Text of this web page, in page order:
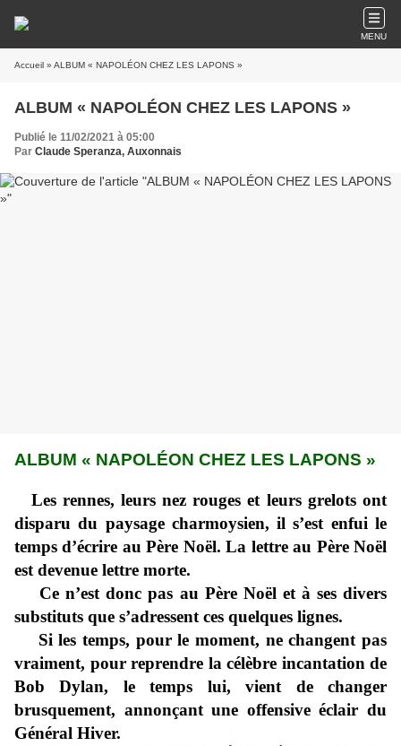
MENU
Accueil » ALBUM « NAPOLÉON CHEZ LES LAPONS »
ALBUM « NAPOLÉON CHEZ LES LAPONS »
Publié le 11/02/2021 à 05:00
Par Claude Speranza, Auxonnais
ALBUM « NAPOLÉON CHEZ LES LAPONS »
Les rennes, leurs nez rouges et leurs grelots ont
disparu du paysage charmoysien, il s’est enfui le
temps d’écrire au Père Noël. La lettre au Père Noël
est devenue lettre morte.
Ce n’est donc pas au Père Noël et à ses divers
substituts que s’adressent ces quelques lignes.
Si les temps, pour le moment, ne changent pas
vraiment, pour reprendre la célèbre incantation de
Bob Dylan, le temps lui, vient de changer
brusquement, annonçant une offensive éclair du
Général Hiver.